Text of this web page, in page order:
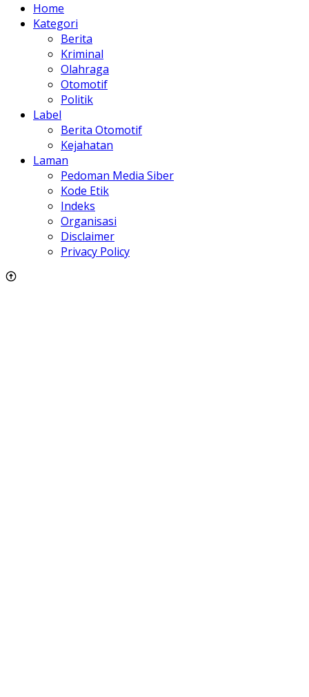
Home
Kategori
Berita
Kriminal
Olahraga
Otomotif
Politik
Label
Berita Otomotif
Kejahatan
Laman
Pedoman Media Siber
Kode Etik
Indeks
Organisasi
Disclaimer
Privacy Policy